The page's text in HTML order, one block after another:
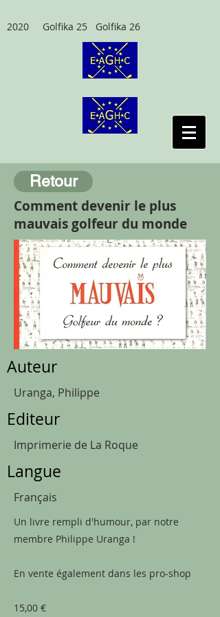
2020 Golfika 25 Golfika 26
Retour
Comment devenir le plus
mauvais golfeur du monde
Auteur
Uranga, Philippe
Editeur
Imprimerie de La Roque
Langue
Français
Un livre rempli d'humour, par notre
membre Philippe Uranga !
En vente également dans les pro-shop
​15,00 €